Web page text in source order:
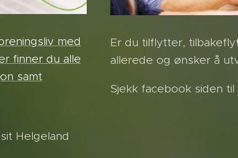
med
finner du alle
samt
Helgeland
Er du tilflytter,
allerede og ønsker å
Sjekk facebook siden til